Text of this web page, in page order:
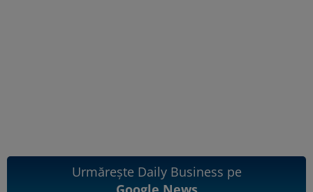
Urmărește Daily Business pe